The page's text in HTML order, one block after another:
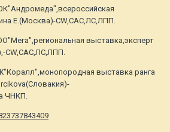
Е.(Москва)-СW,САС,ЛС,ЛПП.
выставка,эксперт
CW,САС,ЛС,ЛПП.
выставка ранга
ЧНКП.